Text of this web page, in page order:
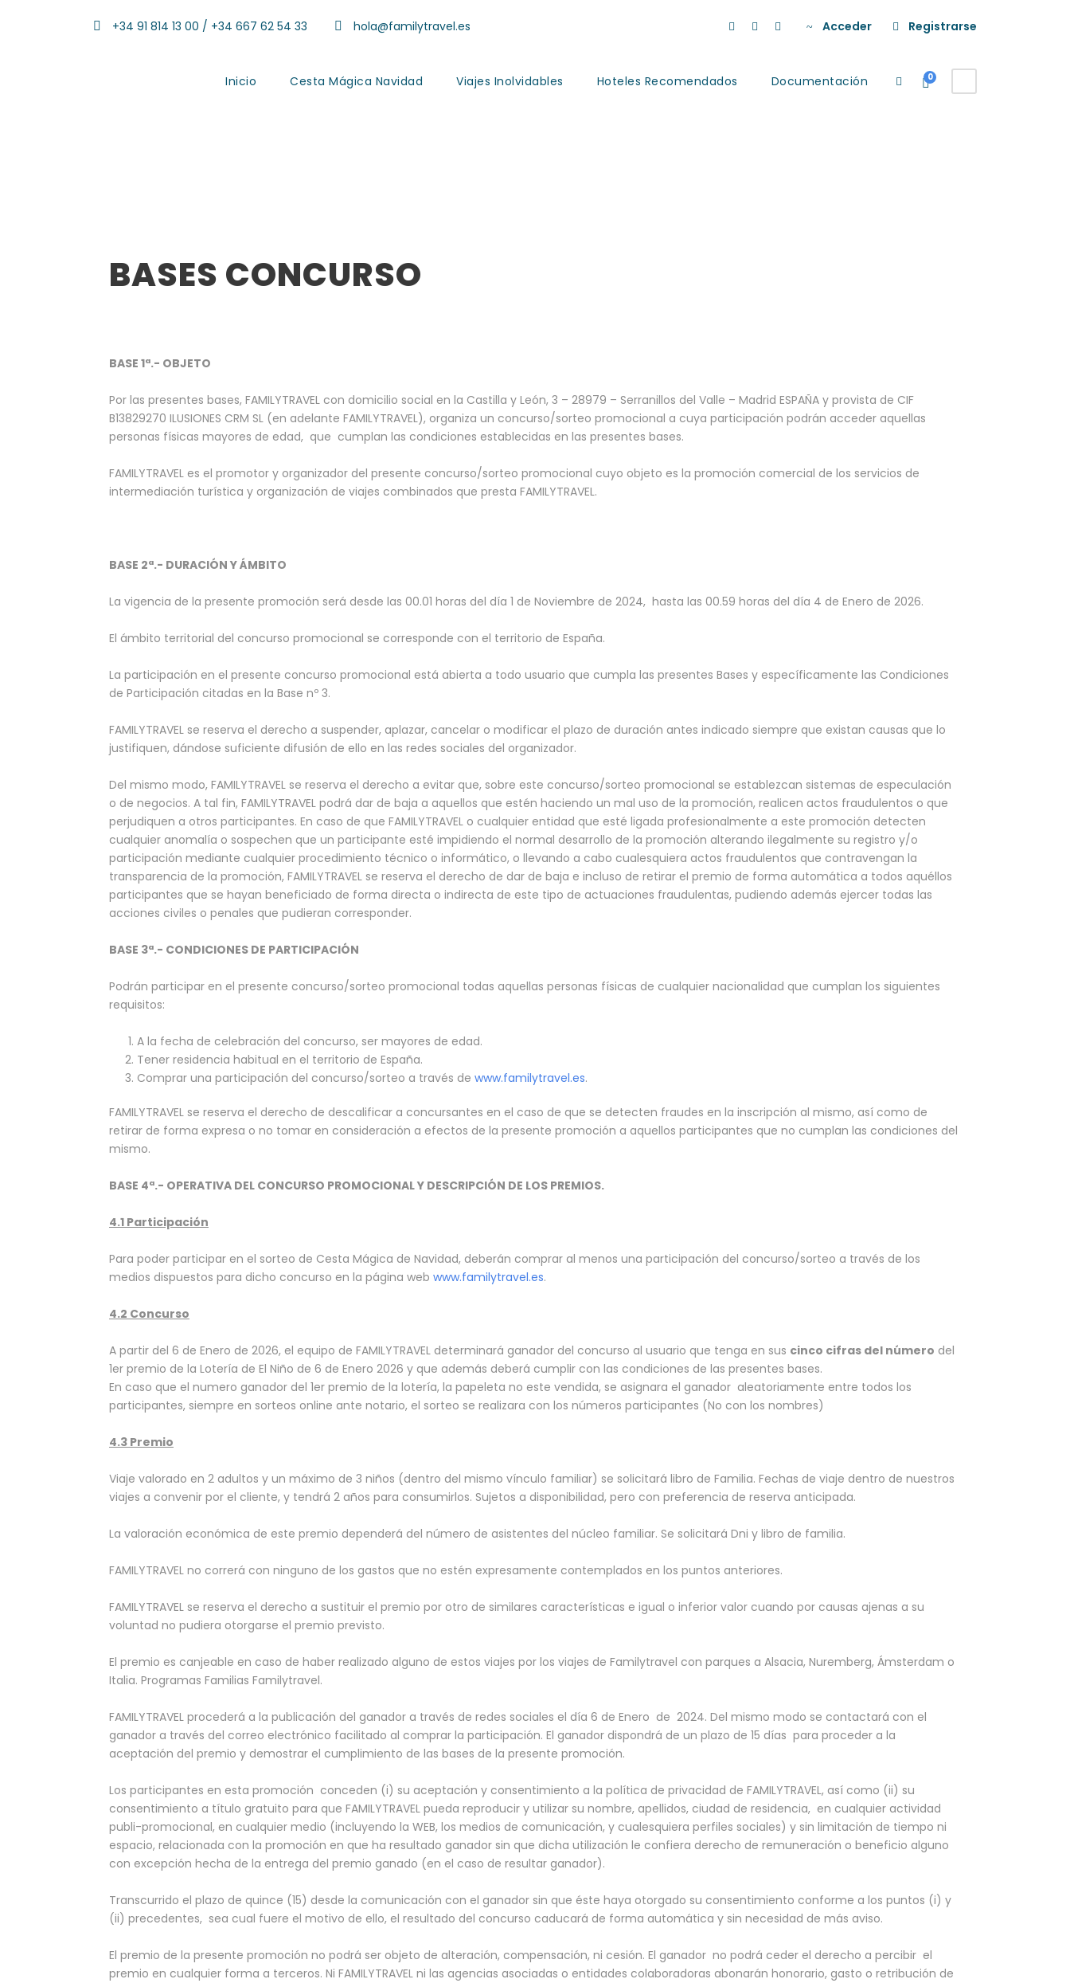
+34 91 814 13 00 / +34 667 62 54 33 hola@familytravel.es Acceder Registrarse
Inicio Cesta Mágica Navidad Viajes Inolvidables Hoteles Recomendados Documentación 0
BASES CONCURSO
BASE 1ª.- OBJETO
Por las presentes bases, FAMILYTRAVEL con domicilio social en la Castilla y León, 3 – 28979 – Serranillos del Valle – Madrid ESPAÑA y provista de CIF
B13829270 ILUSIONES CRM SL (en adelante FAMILYTRAVEL), organiza un concurso/sorteo promocional a cuya participación podrán acceder aquellas
personas físicas mayores de edad, que cumplan las condiciones establecidas en las presentes bases.
FAMILYTRAVEL es el promotor y organizador del presente concurso/sorteo promocional cuyo objeto es la promoción comercial de los servicios de
intermediación turística y organización de viajes combinados que presta FAMILYTRAVEL.
BASE 2ª.- DURACIÓN Y ÁMBITO
La vigencia de la presente promoción será desde las 00.01 horas del día 1 de Noviembre de 2024, hasta las 00.59 horas del día 4 de Enero de 2026.
El ámbito territorial del concurso promocional se corresponde con el territorio de España.
La participación en el presente concurso promocional está abierta a todo usuario que cumpla las presentes Bases y específicamente las Condiciones
de Participación citadas en la Base nº 3.
FAMILYTRAVEL se reserva el derecho a suspender, aplazar, cancelar o modificar el plazo de duración antes indicado siempre que existan causas que lo
justifiquen, dándose suficiente difusión de ello en las redes sociales del organizador.
Del mismo modo, FAMILYTRAVEL se reserva el derecho a evitar que, sobre este concurso/sorteo promocional se establezcan sistemas de especulación
o de negocios. A tal fin, FAMILYTRAVEL podrá dar de baja a aquellos que estén haciendo un mal uso de la promoción, realicen actos fraudulentos o que
perjudiquen a otros participantes. En caso de que FAMILYTRAVEL o cualquier entidad que esté ligada profesionalmente a este promoción detecten
cualquier anomalía o sospechen que un participante esté impidiendo el normal desarrollo de la promoción alterando ilegalmente su registro y/o
participación mediante cualquier procedimiento técnico o informático, o llevando a cabo cualesquiera actos fraudulentos que contravengan la
transparencia de la promoción, FAMILYTRAVEL se reserva el derecho de dar de baja e incluso de retirar el premio de forma automática a todos aquéllos
participantes que se hayan beneficiado de forma directa o indirecta de este tipo de actuaciones fraudulentas, pudiendo además ejercer todas las
acciones civiles o penales que pudieran corresponder.
BASE 3ª.- CONDICIONES DE PARTICIPACIÓN
Podrán participar en el presente concurso/sorteo promocional todas aquellas personas físicas de cualquier nacionalidad que cumplan los siguientes
requisitos:
A la fecha de celebración del concurso, ser mayores de edad.
Tener residencia habitual en el territorio de España.
Comprar una participación del concurso/sorteo a través de www.familytravel.es.
FAMILYTRAVEL se reserva el derecho de descalificar a concursantes en el caso de que se detecten fraudes en la inscripción al mismo, así como de
retirar de forma expresa o no tomar en consideración a efectos de la presente promoción a aquellos participantes que no cumplan las condiciones del
mismo.
BASE 4ª.- OPERATIVA DEL CONCURSO PROMOCIONAL Y DESCRIPCIÓN DE LOS PREMIOS.
4.1 Participación
Para poder participar en el sorteo de Cesta Mágica de Navidad, deberán comprar al menos una participación del concurso/sorteo a través de los
medios dispuestos para dicho concurso en la página web www.familytravel.es.
4.2 Concurso
A partir del 6 de Enero de 2026, el equipo de FAMILYTRAVEL determinará ganador del concurso al usuario que tenga en sus cinco cifras del número del
1er premio de la Lotería de El Niño de 6 de Enero 2026 y que además deberá cumplir con las condiciones de las presentes bases.
En caso que el numero ganador del 1er premio de la lotería, la papeleta no este vendida, se asignara el ganador aleatoriamente entre todos los
participantes, siempre en sorteos online ante notario, el sorteo se realizara con los números participantes (No con los nombres)
4.3 Premio
Viaje valorado en 2 adultos y un máximo de 3 niños (dentro del mismo vínculo familiar) se solicitará libro de Familia. Fechas de viaje dentro de nuestros
viajes a convenir por el cliente, y tendrá 2 años para consumirlos. Sujetos a disponibilidad, pero con preferencia de reserva anticipada.
La valoración económica de este premio dependerá del número de asistentes del núcleo familiar. Se solicitará Dni y libro de familia.
FAMILYTRAVEL no correrá con ninguno de los gastos que no estén expresamente contemplados en los puntos anteriores.
FAMILYTRAVEL se reserva el derecho a sustituir el premio por otro de similares características e igual o inferior valor cuando por causas ajenas a su
voluntad no pudiera otorgarse el premio previsto.
El premio es canjeable en caso de haber realizado alguno de estos viajes por los viajes de Familytravel con parques a Alsacia, Nuremberg, Ámsterdam o
Italia. Programas Familias Familytravel.
FAMILYTRAVEL procederá a la publicación del ganador a través de redes sociales el día 6 de Enero de 2024. Del mismo modo se contactará con el
ganador a través del correo electrónico facilitado al comprar la participación. El ganador dispondrá de un plazo de 15 días para proceder a la
aceptación del premio y demostrar el cumplimiento de las bases de la presente promoción.
Los participantes en esta promoción conceden (i) su aceptación y consentimiento a la política de privacidad de FAMILYTRAVEL, así como (ii) su
consentimiento a título gratuito para que FAMILYTRAVEL pueda reproducir y utilizar su nombre, apellidos, ciudad de residencia, en cualquier actividad
publi-promocional, en cualquier medio (incluyendo la WEB, los medios de comunicación, y cualesquiera perfiles sociales) y sin limitación de tiempo ni
espacio, relacionada con la promoción en que ha resultado ganador sin que dicha utilización le confiera derecho de remuneración o beneficio alguno
con excepción hecha de la entrega del premio ganado (en el caso de resultar ganador).
Transcurrido el plazo de quince (15) desde la comunicación con el ganador sin que éste haya otorgado su consentimiento conforme a los puntos (i) y
(ii) precedentes, sea cual fuere el motivo de ello, el resultado del concurso caducará de forma automática y sin necesidad de más aviso.
El premio de la presente promoción no podrá ser objeto de alteración, compensación, ni cesión. El ganador no podrá ceder el derecho a percibir el
premio en cualquier forma a terceros. Ni FAMILYTRAVEL ni las agencias asociadas o entidades colaboradoras abonarán honorario, gasto o retribución de